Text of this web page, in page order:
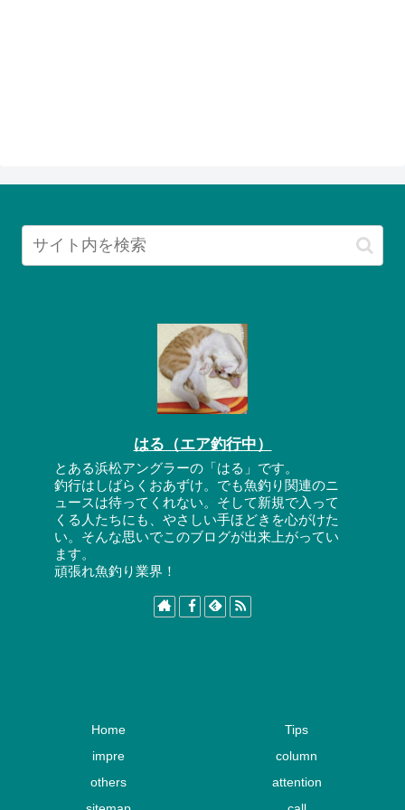
はる（エア釣行中）
とある浜松アングラーの「はる」です。
釣行はしばらくおあずけ。でも魚釣り関連のニ
ュースは待ってくれない。そして新規で入って
くる人たちにも、やさしい手ほどきを心がけた
い。そんな思いでこのブログが出来上がってい
ます。
頑張れ魚釣り業界！
Home
Tips
impre
column
others
attention